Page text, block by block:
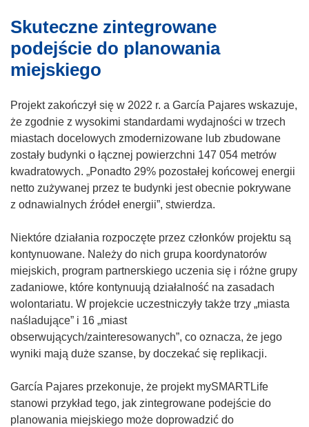
o
n
)
w
n
w
y
m
o
k
n
)
o
r
z
y
i
ę
w
n
o
w
y
o
k
n
i
e
)
n
i
k
o
w
o
r
z
y
s
i
w
n
o
w
y
m
o
k
i
e
)
Skuteczne zintegrowane
podejście do planowania
miejskiego
Projekt zakończył się w 2022 r. a García Pajares wskazuje,
że zgodnie z wysokimi standardami wydajności w trzech
miastach docelowych zmodernizowane lub zbudowane
zostały budynki o łącznej powierzchni 147 054 metrów
kwadratowych. „Ponadto 29% pozostałej końcowej energii
netto zużywanej przez te budynki jest obecnie pokrywane
z odnawialnych źródeł energii”, stwierdza.
Niektóre działania rozpoczęte przez członków projektu są
kontynuowane. Należy do nich grupa koordynatorów
miejskich, program partnerskiego uczenia się i różne grupy
zadaniowe, które kontynuują działalność na zasadach
wolontariatu. W projekcie uczestniczyły także trzy „miasta
naśladujące” i 16 „miast
obserwujących/zainteresowanych”, co oznacza, że jego
wyniki mają duże szanse, by doczekać się replikacji.
García Pajares przekonuje, że projekt mySMARTLife
stanowi przykład tego, jak zintegrowane podejście do
planowania miejskiego może doprowadzić do